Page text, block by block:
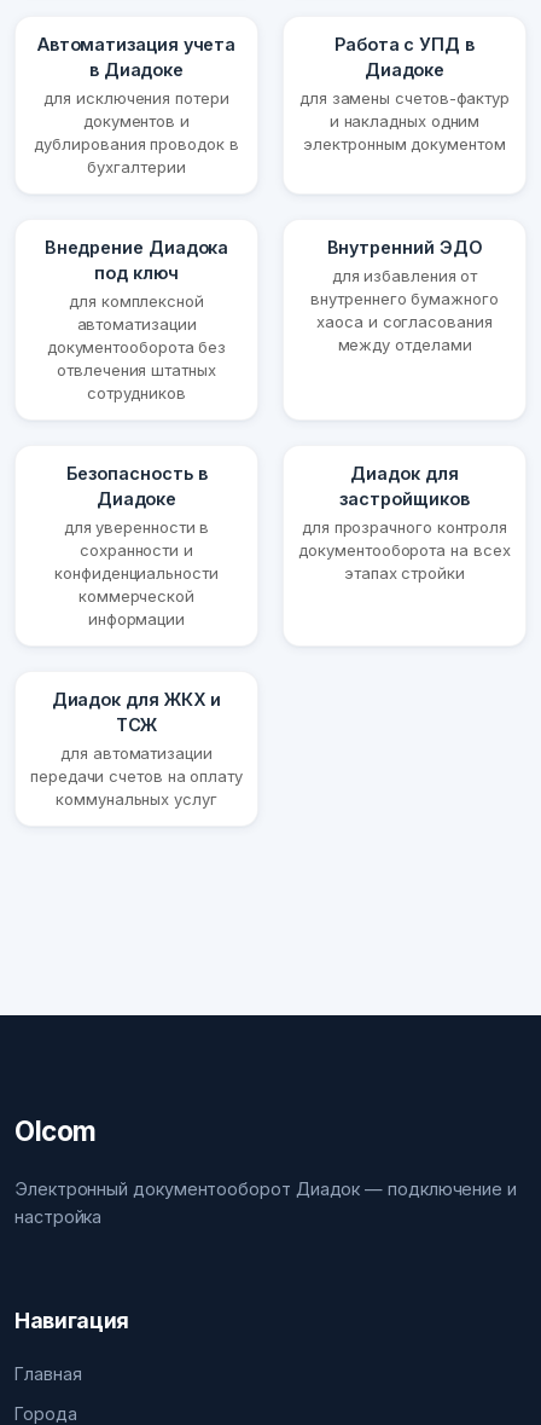
Автоматизация учета
в Диадоке
для исключения потери
документов и
дублирования проводок в
бухгалтерии
Работа с УПД в
Диадоке
для замены счетов-фактур
и накладных одним
электронным документом
Внедрение Диадока
под ключ
для комплексной
автоматизации
документооборота без
отвлечения штатных
сотрудников
Внутренний ЭДО
для избавления от
внутреннего бумажного
хаоса и согласования
между отделами
Безопасность в
Диадоке
для уверенности в
сохранности и
конфиденциальности
коммерческой
информации
Диадок для
застройщиков
для прозрачного контроля
документооборота на всех
этапах стройки
Диадок для ЖКХ и
ТСЖ
для автоматизации
передачи счетов на оплату
коммунальных услуг
Olcom
Электронный документооборот Диадок — подключение и
настройка
Навигация
Главная
Города